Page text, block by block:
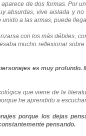
de dos formas. Por
absurdas, vive aislada y
a las armas, puede
con los más débiles,
mucho reflexionar
es muy
que viene de la
he aprendido a
porque los dejas
pensando.